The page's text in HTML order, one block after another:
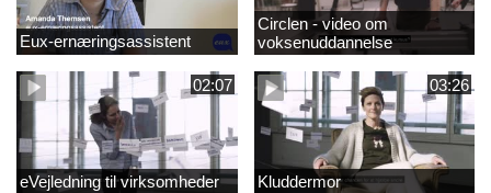
Eux-ernæringsassistent
Circlen - video om
voksenuddannelse
02:07
eVejledning til virksomheder
03:26
Kluddermor